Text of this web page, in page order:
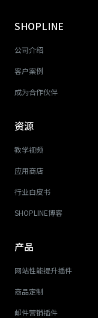
SHOPLINE
公司介绍
客户案例
成为合作伙伴
资源
教学视频
应用商店
行业白皮书
SHOPLINE博客
产品
网站性能提升插件
商品定制
邮件营销插件